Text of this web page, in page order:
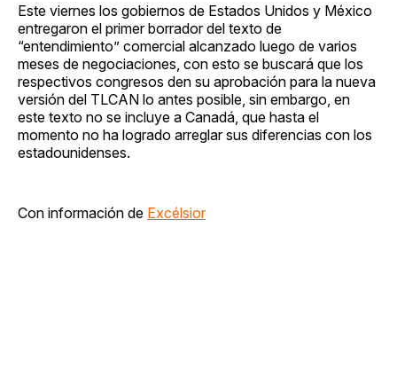
Este viernes los gobiernos de Estados Unidos y México
entregaron el primer borrador del texto de
“entendimiento” comercial alcanzado luego de varios
meses de negociaciones, con esto se buscará que los
respectivos congresos den su aprobación para la nueva
versión del TLCAN lo antes posible, sin embargo, en
este texto no se incluye a Canadá, que hasta el
momento no ha logrado arreglar sus diferencias con los
estadounidenses.
Con información de Excélsior